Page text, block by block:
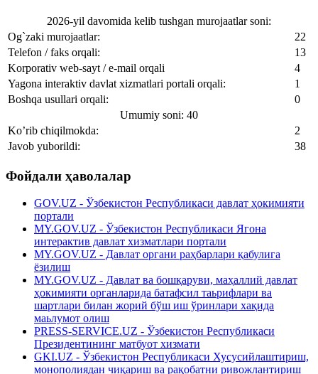
2026-yil davomida kelib tushgan murojaatlar soni:
Og`zaki murojaatlar:
22
Telefon / faks orqali:
13
Korporativ web-sayt / e-mail orqali
4
Yagona interaktiv davlat xizmatlari portali orqali:
1
Boshqa usullari orqali:
0
Umumiy soni: 40
Ko’rib chiqilmokda:
2
Javob yuborildi:
38
Фойдали ҳаволалар
GOV.UZ - Ўзбекистон Республикаси давлат ҳокимияти
портали
MY.GOV.UZ - Ўзбекистон Республикаси Ягона
интерактив давлат хизматлари портали
MY.GOV.UZ - Давлат органи раҳбарлари қабулига
ёзилиш
MY.GOV.UZ - Давлат ва бошқаруви, маҳаллий давлат
ҳокимияти органларида батафсил таьрифлари ва
шартлари билан жорий бўш иш ўринлари хақида
маьлумот олиш
PRESS-SERVICE.UZ - Ўзбекистон Республикаси
Президентининг матбуот хизмати
GKI.UZ - Ўзбекистон Республикаси Хусусийлаштириш,
монополиядан чиқариш ва рақобатни ривожлантириш